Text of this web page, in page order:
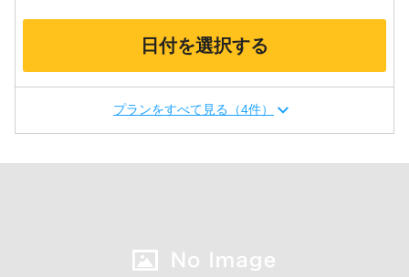
日付を選択する
プランをすべて見る（4件）